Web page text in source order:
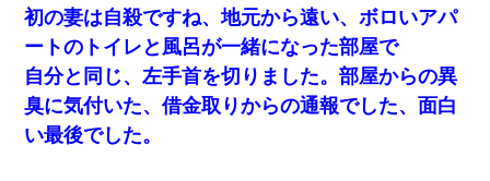
初の妻は自殺ですね、地元から遠い、ボロいアパ
ートのトイレと風呂が一緒になった部屋で
自分と同じ、左手首を切りました。部屋からの異
臭に気付いた、借金取りからの通報でした、面白
い最後でした。